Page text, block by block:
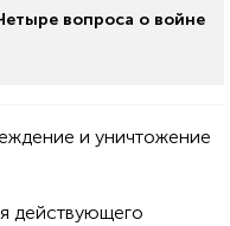
вопроса о войне
и уничтожение
действующего